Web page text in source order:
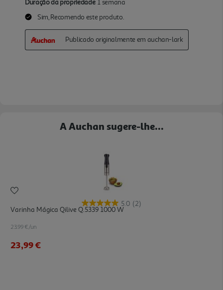
A Auchan sugere-lhe...
5.0 (2)
Varinha Mágica Qilive Q.5339 1000 W
23.99 €/un
23,99 €